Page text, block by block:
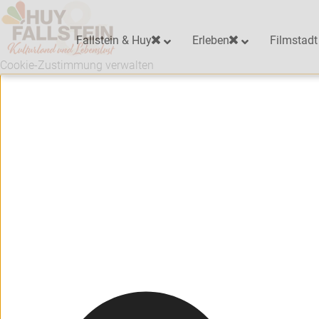
Cookie-Zustimmung verwalten
Fallstein & Huy Erleben Filmstadt